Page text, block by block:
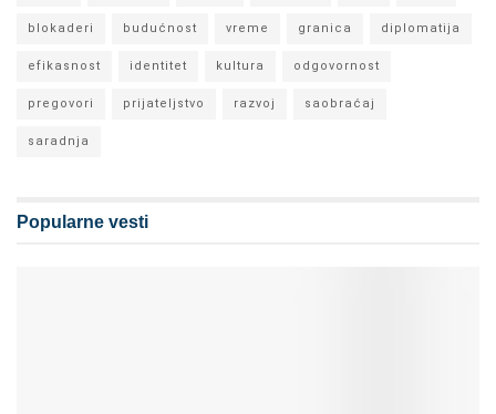
blokaderi budućnost vreme granica diplomatija
efikasnost identitet kultura odgovornost
pregovori prijateljstvo razvoj saobraćaj
saradnja
Popularne vesti